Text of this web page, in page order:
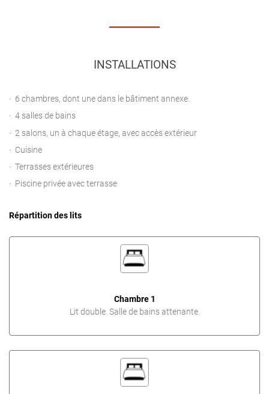
INSTALLATIONS
6 chambres, dont une dans le bâtiment annexe.
4 salles de bains
2 salons, un à chaque étage, avec accès extérieur
Cuisine
Terrasses extérieures
Piscine privée avec terrasse
Répartition des lits
Chambre 1
Lit double. Salle de bains attenante.